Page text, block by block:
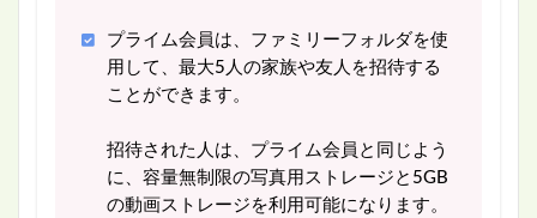
プライム会員は、ファミリーフォルダを使
用して、最大5人の家族や友人を招待する
ことができます。
招待された人は、プライム会員と同じよう
に、容量無制限の写真用ストレージと5GB
の動画ストレージを利用可能になります。